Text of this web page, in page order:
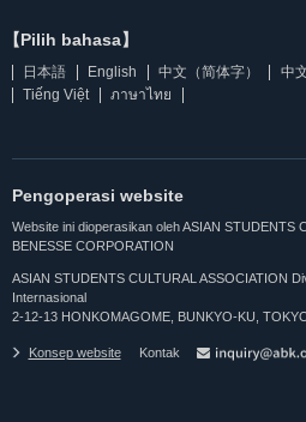
【Pilih bahasa】
日本語 English 中文（简体字） 中
Tiếng Việt
ภาษาไทย
Pengoperasi website
Website ini dioperasikan oleh ASIAN STUDENTS
BENESSE CORPORATION
ASIAN STUDENTS CULTURAL ASSOCIATION
Internasional
2-12-13 HONKOMAGOME, BUNKYO-KU,
Konsep website Kontak